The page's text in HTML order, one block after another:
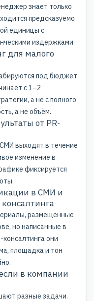
знает только
предсказуемо
единицы с
издержками.
для малого
под бюджет
с 1–2
а не с полного
а не объём.
от PR-
выходят в течение
изменение в
фиксируется
в СМИ и
размещённые
но написанные в
они
площадка и тон
в компании
разные задачи.